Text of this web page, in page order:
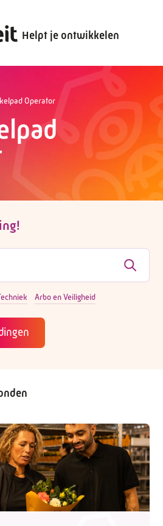
Helpt je ontwikkelen
Operator
Arbo en Veiligheid